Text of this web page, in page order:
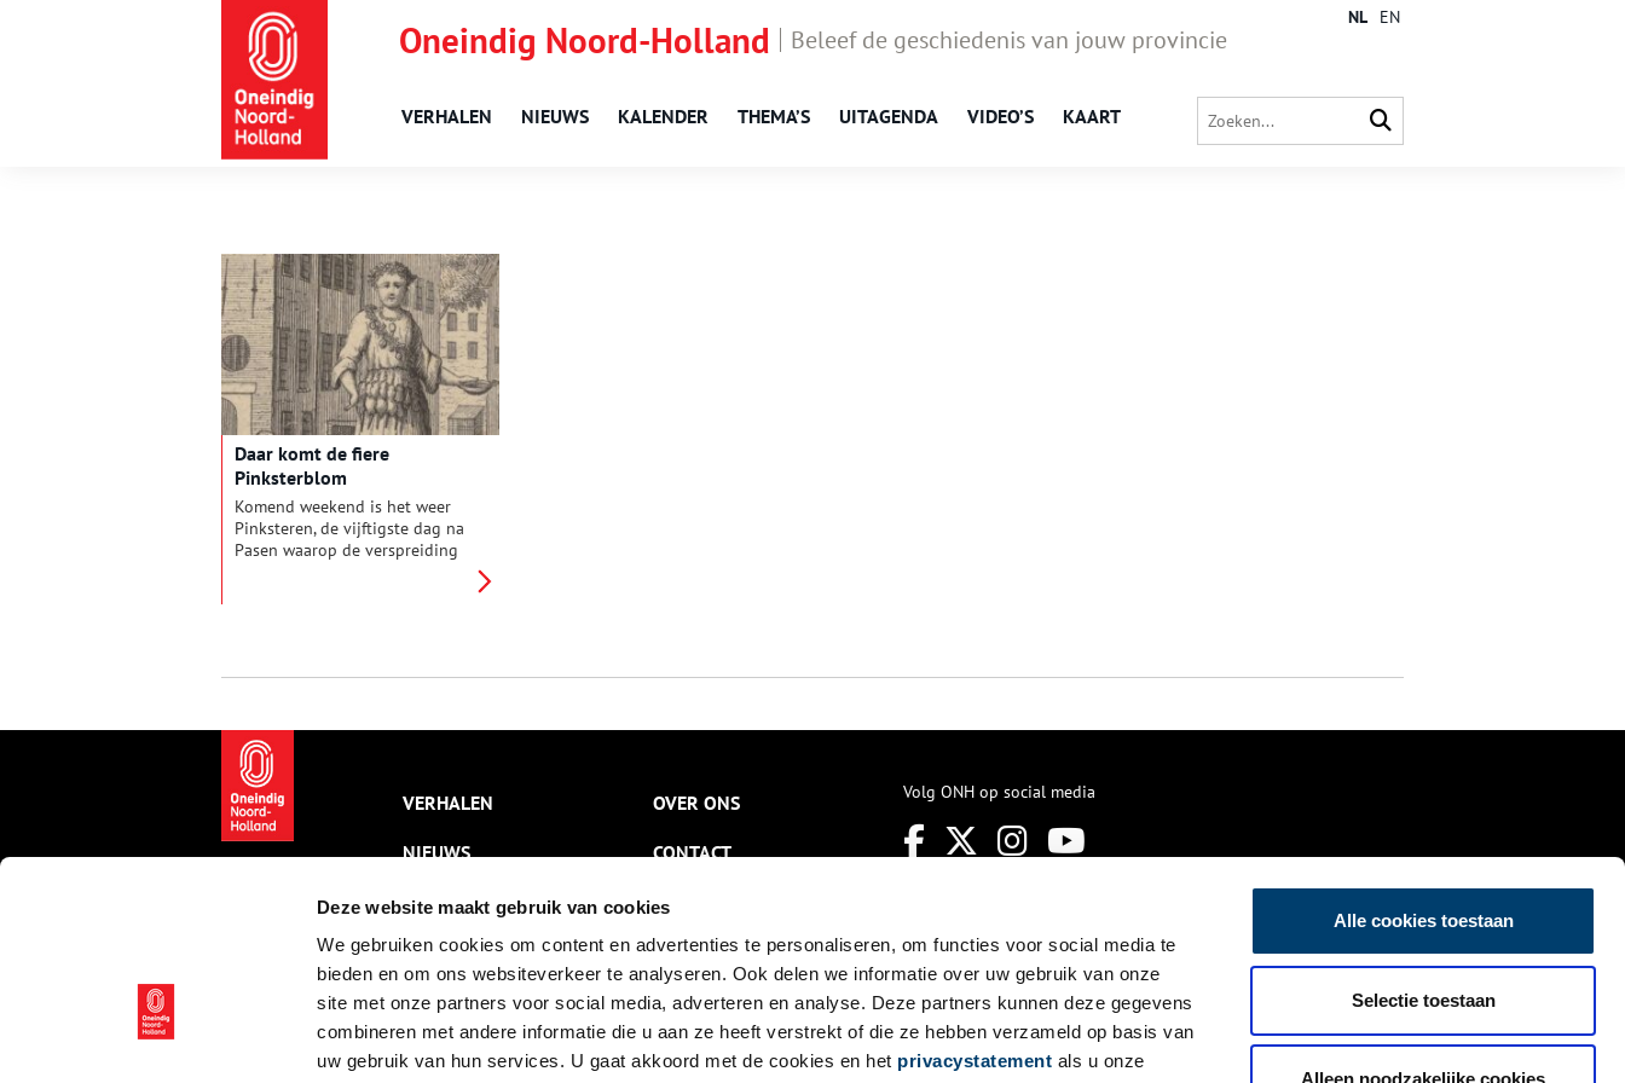
Deze website maakt gebruik van cookies
We gebruiken cookies om content en advertenties te personaliseren, om functies voor social media te
bieden en om ons websiteverkeer te analyseren. Ook delen we informatie over uw gebruik van onze
site met onze partners voor social media, adverteren en analyse. Deze partners kunnen deze gegevens
combineren met andere informatie die u aan ze heeft verstrekt of die ze hebben verzameld op basis van
uw gebruik van hun services. U gaat akkoord met de cookies en het privacystatement als u onze
Alle cookies toestaan
Selectie toestaan
Alleen noodzakelijke cookies
Oneindig Noord-Holland Beleef de geschiedenis van jouw provincie
VERHALEN NIEUWS KALENDER THEMA’S UITAGENDA VIDEO’S KAART
NL EN
Daar komt de fiere
Pinksterblom
Komend weekend is het weer
Pinksteren, de vijftigste dag na
Pasen waarop de verspreiding
het begin van de vorige eeuw
Jonge meisjes die werden
rondgedragen om de
vruchtbaarheid te vieren.
VERHALEN
NIEUWS
KALENDER
THEMA’S
ACTIVITEITEN
VIDEO’S
OVER ONS
CONTACT
NIEUWSBRIEF
DISCLAIMER
PRIVACY
TOEGANKELIJKHEID
Volg ONH op social media